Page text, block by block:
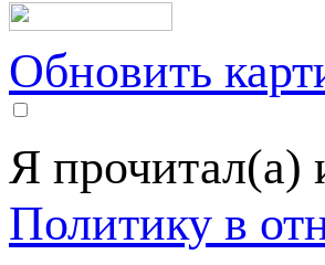
Обновить
Я
Политику в